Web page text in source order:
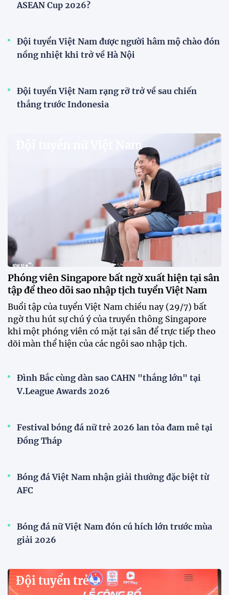
HLV Văn Sỹ Sơn: "Tôi đặt bút ký bằng niềm tin
Sông Lam Nghệ An. Nhà cầm quân người xứ Nghệ
khẳng định ông nhận nhiệm vụ bằng "niềm tin và
khát vọng", đồng thời đặt nhiều kỳ vọng vào thế hệ
CLB Sông Lam Nghệ An chính thức có nhà tài trợ
Tiền đạo Đình Bắc chốt tương lai sau tin đồn sang
Nhật Bản thi đấu
ĐKVĐ Cúp Quốc gia chiêu mộ sao trẻ của ĐT Việt
Nam
Đình Bắc cùng dàn sao CAHN "thắng lớn" tại
V.League Awards 2026
Đội tuyển Việt Nam
hình mạnh nhất trước Campuchia"
HLV Kim Sang-sik khẳng định tuyển Việt Nam sẽ